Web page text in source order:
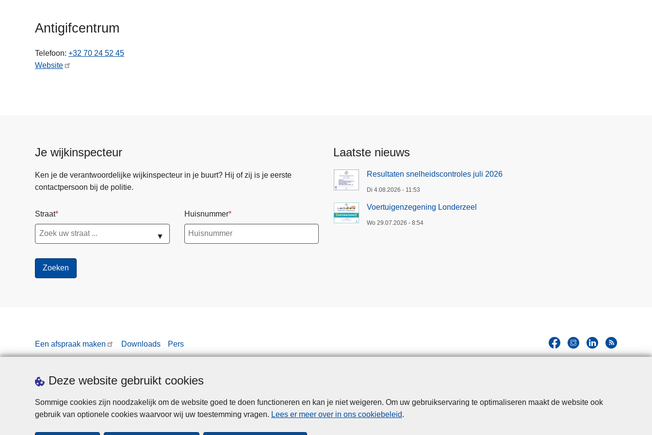
Deze website gebruikt cookies
Sommige cookies zijn noodzakelijk om de website goed te doen functioneren en kan je niet weigeren. Om uw gebruikservaring te optimaliseren maakt de website ook
gebruik van optionele cookies waarvoor wij uw toestemming vragen. Lees er meer over in ons cookiebeleid.
Antigifcentrum
Telefoon +32 70 24 52 45
Website
Je wijkinspecteur
Ken je de verantwoordelijke wijkinspecteur in je buurt? Hij of zij is je eerste
contactpersoon bij de politie.
Straat
▼
Huisnummer
Laatste nieuws
Resultaten snelheidscontroles juli 2026
Di 4.08.2026 - 11:53
Voertuigenzegening Londerzeel
Wo 29.07.2026 - 8:54
Een afspraak maken Downloads Pers
Disclaimer Privacy Cookies Toegankelijkheid
© 2026 Politie.be